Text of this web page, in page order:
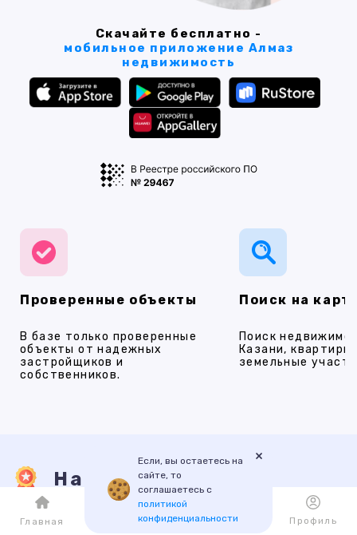
Скачайте бесплатно -
мобильное приложение Алмаз
недвижимость
Проверенные объекты
В базе только проверенные
объекты от надежных
застройщиков и
собственников.
Поиск на
Поиск
Казани,
земельные
Наши услуги
Если, вы остаетесь на
сайте, то
соглашаетесь с
политикой
конфиденциальности
×
Главная Каталог Избранное Профиль